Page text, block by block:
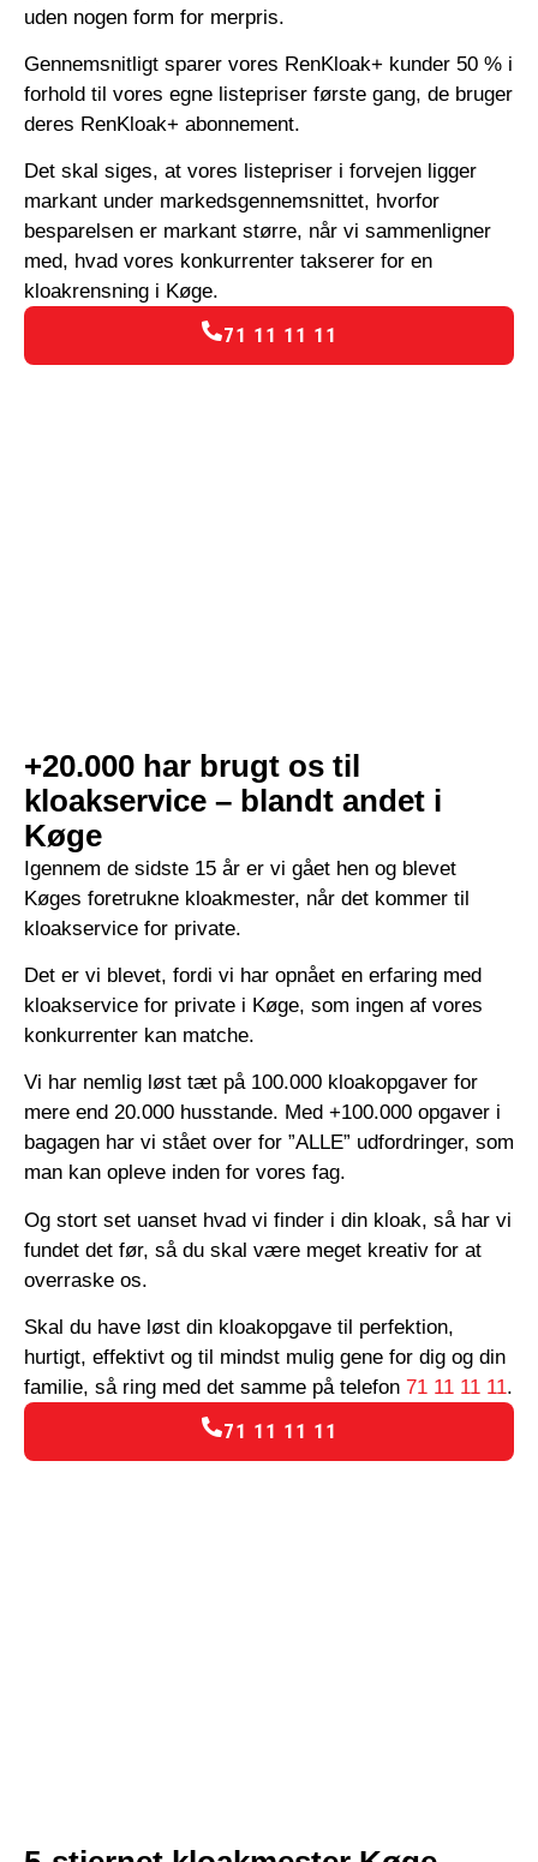
uden nogen form for merpris.
Gennemsnitligt sparer vores RenKloak+ kunder 50 % i
forhold til vores egne listepriser første gang, de bruger
deres RenKloak+ abonnement.
Det skal siges, at vores listepriser i forvejen ligger
markant under markedsgennemsnittet, hvorfor
besparelsen er markant større, når vi sammenligner
med, hvad vores konkurrenter takserer for en
kloakrensning i Køge.
71 11 11 11
+20.000 har brugt os til
kloakservice – blandt andet i
Køge
Igennem de sidste 15 år er vi gået hen og blevet
Køges foretrukne kloakmester, når det kommer til
kloakservice for private.
Det er vi blevet, fordi vi har opnået en erfaring med
kloakservice for private i Køge, som ingen af vores
konkurrenter kan matche.
Vi har nemlig løst tæt på 100.000 kloakopgaver for
mere end 20.000 husstande. Med +100.000 opgaver i
bagagen har vi stået over for ”ALLE” udfordringer, som
man kan opleve inden for vores fag.
Og stort set uanset hvad vi finder i din kloak, så har vi
fundet det før, så du skal være meget kreativ for at
overraske os.
Skal du have løst din kloakopgave til perfektion,
hurtigt, effektivt og til mindst mulig gene for dig og din
familie, så ring med det samme på telefon 71 11 11 11.
71 11 11 11